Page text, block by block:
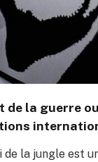
de la guerre
de la jungle est